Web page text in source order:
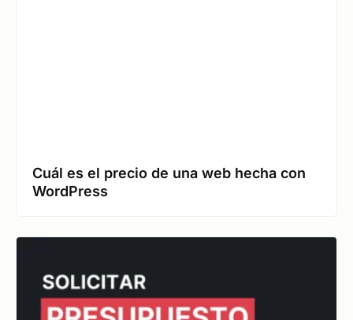
Cuál es el precio de una web hecha con
WordPress